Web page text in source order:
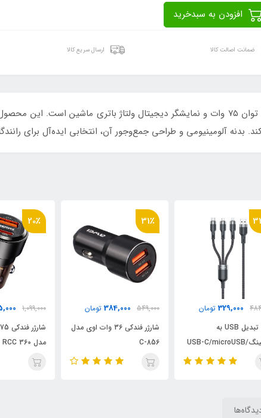
ضمانت اصالت کالا ارسال سریع کالا
384,000 تومان
شارژر فندکی 36 وات اوی مدل
20٪
1,099,000
885,000 تومان
شارژر فندکی 75 وات ریمکس
مدل Remax RCC 360
19٪
799,000
کابل
CA-3680 طول 1.2 متر